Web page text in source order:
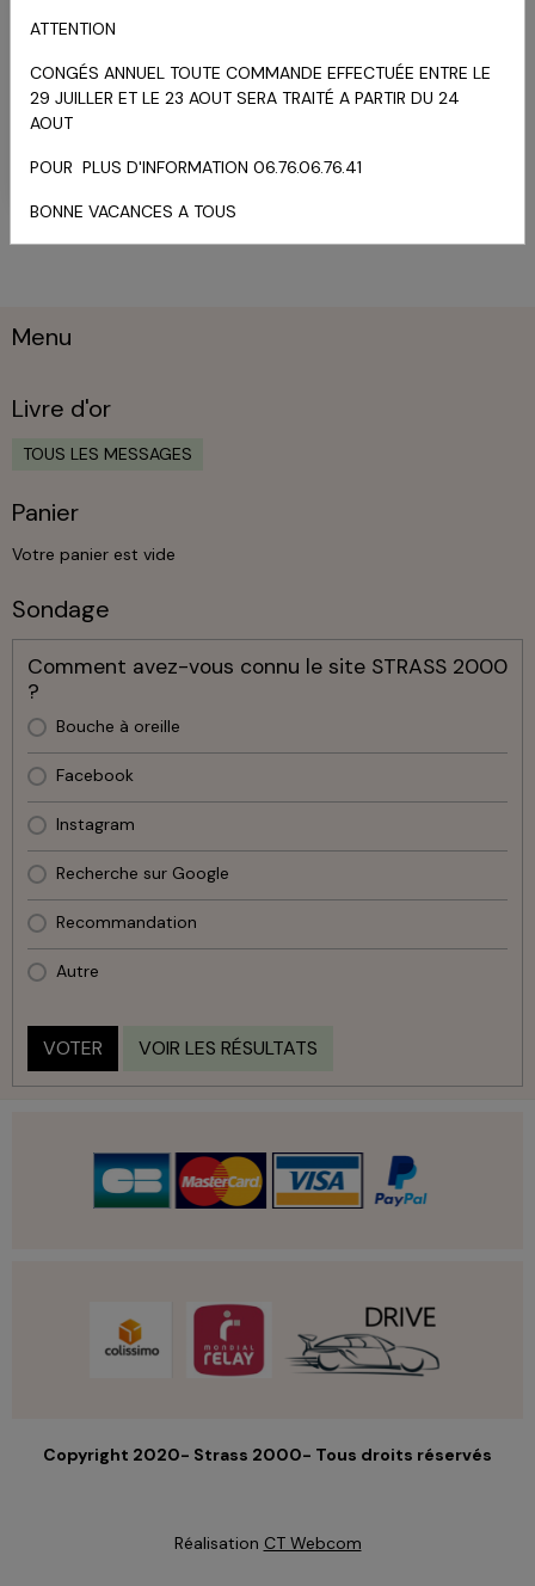
velours européen de la
6.90€ TTC
DÉTAILS
Menu
Livre d'or
TOUS LES MESSAGES
Panier
Votre panier est vide
Sondage
Comment avez-vous connu le site STRASS 2000
?
Bouche à oreille
Facebook
Instagram
Recherche sur Google
Recommandation
Autre
VOTER VOIR LES RÉSULTATS
Copyright 2020- Strass 2000- Tous droits réservés
Réalisation CT Webcom
ATTENTION
CONGÉS ANNUEL TOUTE COMMANDE EFFECTUÉE ENTRE LE
29 JUILLER ET LE 23 AOUT SERA TRAITÉ A PARTIR DU 24
AOUT
POUR PLUS D'INFORMATION 06.76.06.76.41
BONNE VACANCES A TOUS